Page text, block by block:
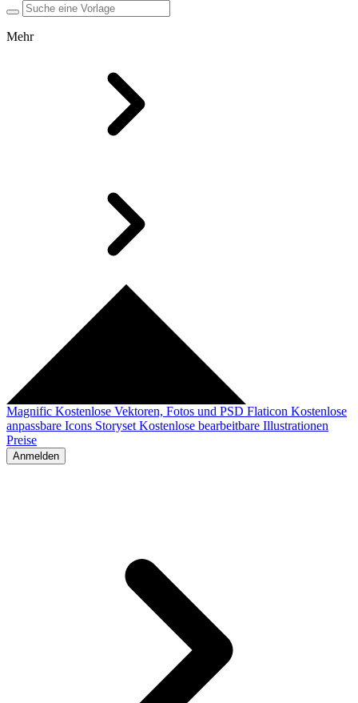
Mehr
Magnific Kostenlose Vektoren, Fotos und PSD Flaticon Kostenlose
anpassbare Icons Storyset Kostenlose bearbeitbare Illustrationen
Preise
Anmelden